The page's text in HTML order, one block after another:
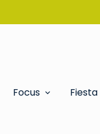
Focus Fiesta